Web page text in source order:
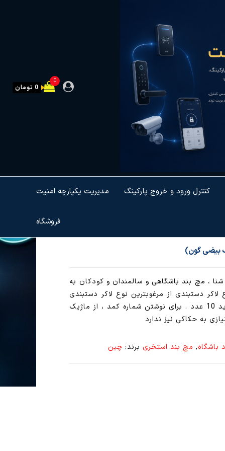
0
0 تومان
مدیریت یکپارچه امنیت کنترل ورود و خروج پارکینگ
فروشگاه
بیضی گون)
، مچ بند باشگاهی و سالمندان و کودکان به
دستبندی از مرغوبترین نوع لاکر دستبندی
کمد رختکن باشگاهی است. حداقل خرید 10 عدد . برای نوشتن شماره کمد ، از ماژیک
به حکاکی نیز ندارد
باشگاه, مچ بند استخری برند: چین